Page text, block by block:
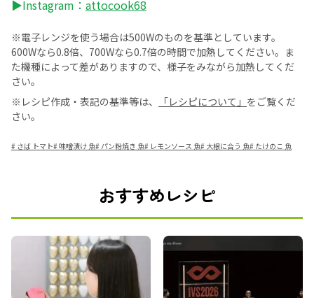
▶Instagram： attocook68
※電子レンジを使う場合は500Wのものを基準としています。
600Wなら0.8倍、700Wなら0.7倍の時間で加熱してください。ま
た機種によって差がありますので、様子をみながら加熱してくだ
さい。
※レシピ作成・表記の基準等は、
「レシピについて」 をご覧くだ
さい。
# さば トマト#味噌漬け 魚#パン粉焼き 魚# レモンソース 魚# 大根に合う 魚# たけのこ 魚
おすすめレシピ